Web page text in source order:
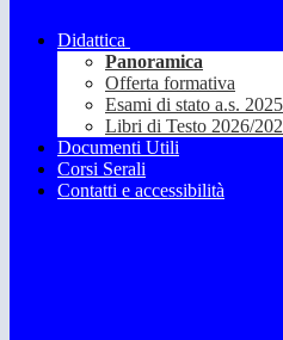
Didattica
Panoramica
Offerta formativa
Esami di stato a.s.
Libri di Testo 2026/
Documenti Utili
Corsi Serali
Contatti e accessibilità